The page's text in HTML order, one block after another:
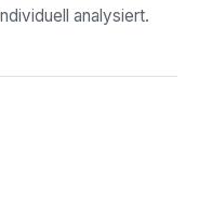
analysiert.